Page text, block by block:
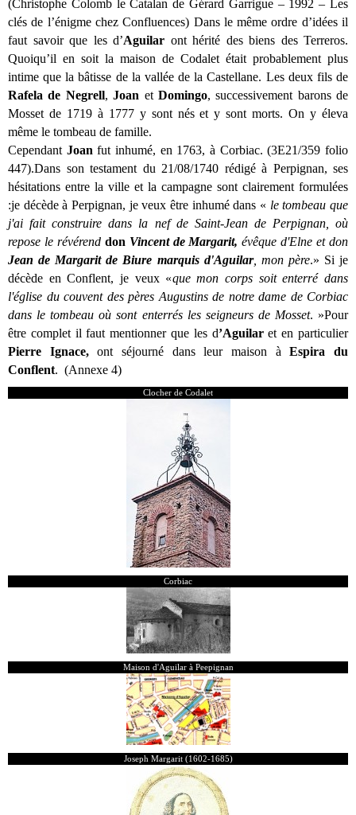
(Christophe Colomb le Catalan de Gérard Garrigue – 1992 – Les
clés de l’énigme chez Confluences) Dans le même ordre d’idées il
faut savoir que les d’Aguilar ont hérité des biens des Terreros.
Quoiqu’il en soit la maison de Codalet était probablement plus
intime que la bâtisse de la vallée de la Castellane. Les deux fils de
Rafela de Negrell,Joan etDomingo, successivement barons de
Mosset de 1719 à 1777 y sont nés et y sont morts. On y éleva
même le tombeau de famille.
Cependant Joan fut inhumé, en 1763, à Corbiac. (3E21/359 folio
447).Dans son testament du 21/08/1740 rédigé à Perpignan, ses
hésitations entre la ville et la campagne sont clairement formulées
:je décède à Perpignan, je veux être inhumé dans « le tombeau que
j'ai fait construire dans la nef de Saint-Jean de Perpignan, où
repose le révérend don Vincent de Margarit, évêque d'Elne et don
Jean de Margarit de Biure marquis d'Aguilar, mon père.» Si je
décède en Conflent, je veux «que mon corps soit enterré dans
l'église du couvent des pères Augustins de notre dame de Corbiac
dans le tombeau où sont enterrés les seigneurs de Mosset. »Pour
être complet il faut mentionner que les d’Aguilaret en particulier
Pierre Ignace,ont séjourné dans leur maison àEspira du
Conflent. (Annexe 4)
Clocher de Codalet
Corbiac
Maison d'Aguilar à Peepignan
Joseph Margarit (1602-1685)